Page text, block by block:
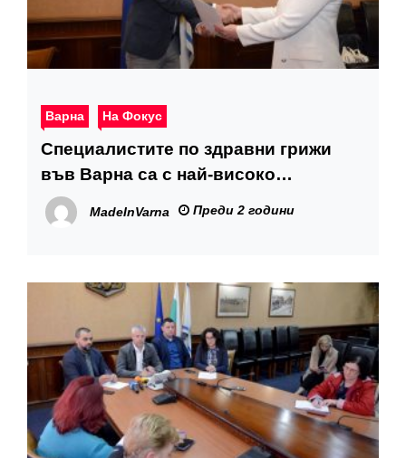
Варна На Фокус
Специалистите по здравни грижи
във Варна са с най-високо
заплащане сред общинските
медицински сестри в страната
MadeInVarna Преди 2 години